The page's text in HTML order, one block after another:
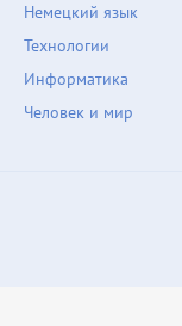
Немецкий язык
Технологии
Информатика
Человек и мир